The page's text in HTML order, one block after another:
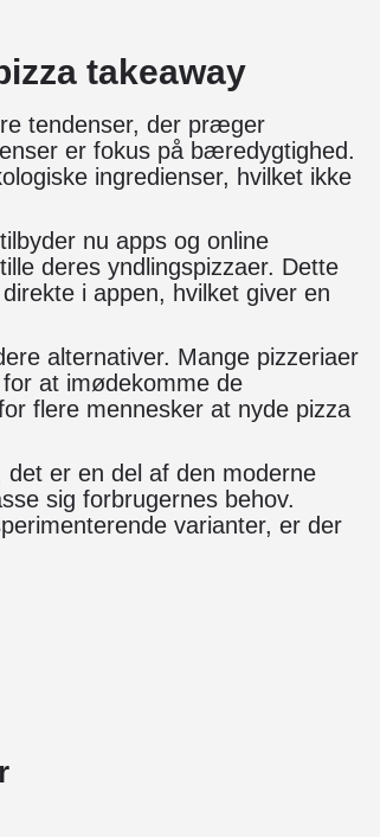
takeaway
tendenser, der præger
er fokus på bæredygtighed.
ingredienser, hvilket ikke
nu apps og online
deres yndlingspizzaer. Dette
i appen, hvilket giver en
alternativer. Mange pizzeriaer
at imødekomme de
flere mennesker at nyde pizza
er en del af den moderne
sig forbrugernes behov.
varianter, er der